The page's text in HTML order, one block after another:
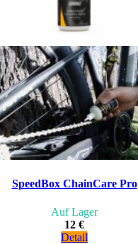
SpeedBox ChainCare Pro
Auf Lager
12 €
Detail